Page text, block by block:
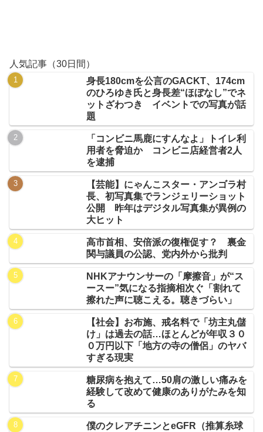
人気記事（30日間）
身長180cmを公言のGACKT、174cm
のひろゆき氏と身長差“ほぼなし”でネ
ットざわつき イベントでの写真が話
題
「コンビニ馬鹿にすんなよ」トイレ利
用者を脅迫か コンビニ店経営者2人
を逮捕
【芸能】にゃんこスター・アンゴラ村
長、初写真集でランジェリーショット
公開 昨年はデジタル写真集が異例の
大ヒット
高市首相、安倍派の復権促す？ 裏金
関与議員の公認、党内外から批判
NHKアナウンサーの「摩擦音」が“ス
ースー”気になる指摘相次ぐ「割れて
擦れた声に聴こえる。聴きづらい」
【社会】お布施、戒名料で「坊主丸儲
け」は過去の話…ほとんどが年収３０
０万円以下「地方の寺の僧侶」のヤバ
すぎる現実
糖尿病を抱えて…50肩の激しい痛みを
経験して改めて健康のありがたみを知
る
僕のクレアチニンとeGFR（推算糸球